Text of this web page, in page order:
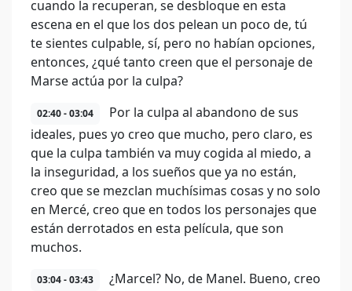
cuando la recuperan, se desbloque en esta
escena en el que los dos pelean un poco de, tú
te sientes culpable, sí, pero no habían opciones,
entonces, ¿qué tanto creen que el personaje de
Marse actúa por la culpa?
02:40 - 03:04
Por la culpa al abandono de sus
ideales, pues yo creo que mucho, pero claro, es
que la culpa también va muy cogida al miedo, a
la inseguridad, a los sueños que ya no están,
creo que se mezclan muchísimas cosas y no solo
en Mercé, creo que en todos los personajes que
están derrotados en esta película, que son
muchos.
03:04 - 03:43
¿Marcel? No, de Manel. Bueno, creo